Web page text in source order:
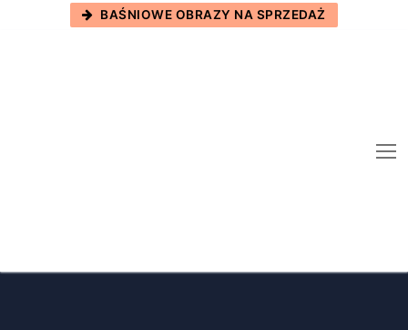
BAŚNIOWE OBRAZY NA SPRZEDAŻ